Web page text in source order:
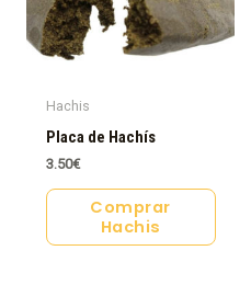
Hachis
Placa de Hachís
3.50€
Comprar
Hachis